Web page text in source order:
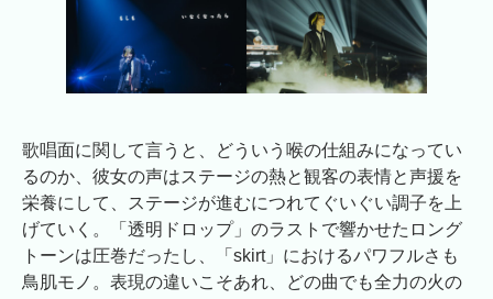
歌唱面に関して言うと、どういう喉の仕組みになってい
るのか、彼女の声はステージの熱と観客の表情と声援を
栄養にして、ステージが進むにつれてぐいぐい調子を上
げていく。「透明ドロップ」のラストで響かせたロング
トーンは圧巻だったし、「skirt」におけるパワフルさも
鳥肌モノ。表現の違いこそあれ、どの曲でも全力の火の